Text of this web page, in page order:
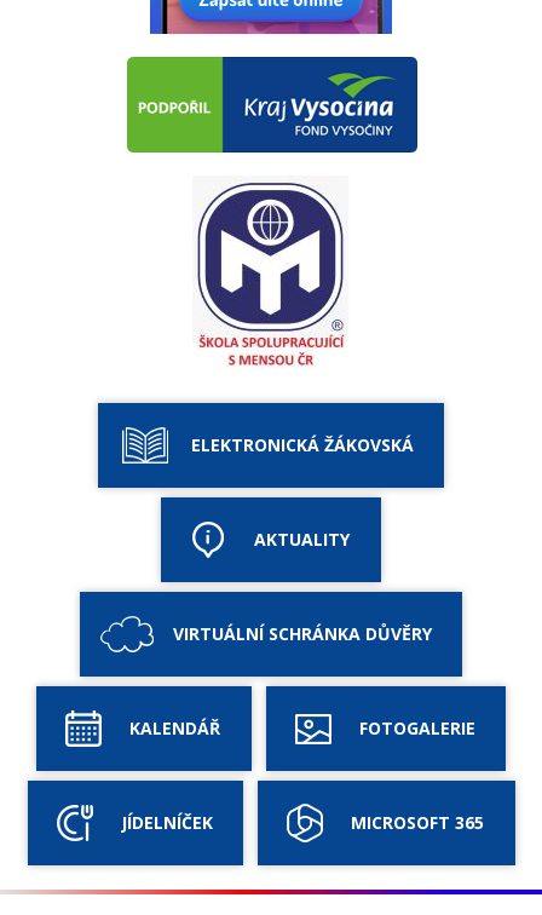
ELEKTRONICKÁ ŽÁKOVSKÁ
AKTUALITY
VIRTUÁLNÍ SCHRÁNKA DŮVĚRY
KALENDÁŘ FOTOGALERIE
JÍDELNÍČEK MICROSOFT 365